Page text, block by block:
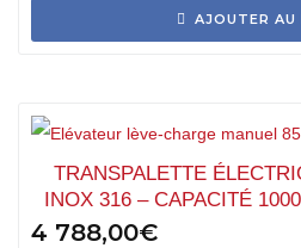
AJOUTER AU
TRANSPALETTE
INOX 316 – CAPACITÉ
4 788,00€